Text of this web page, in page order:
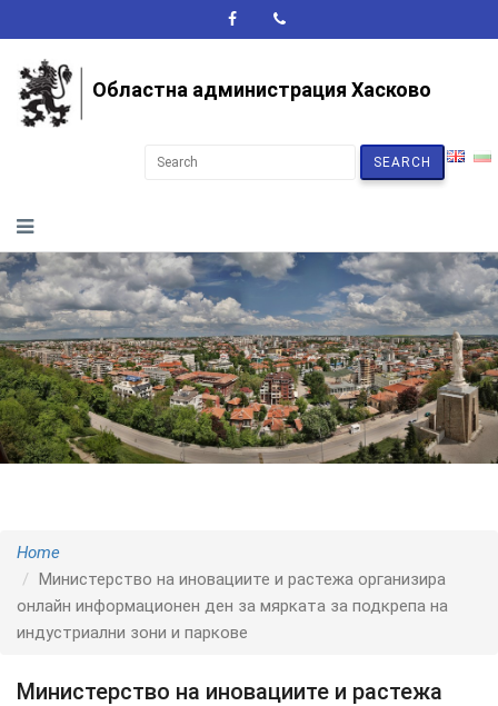
Областна администрация Хасково
SEARCH
Home
Министерство на иновациите и растежа организира
онлайн информационен ден за мярката за подкрепа на
индустриални зони и паркове
Министерство на иновациите и растежа